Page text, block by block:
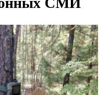
в аэропорту
рост заболеваемости
за продажу дедова ружья